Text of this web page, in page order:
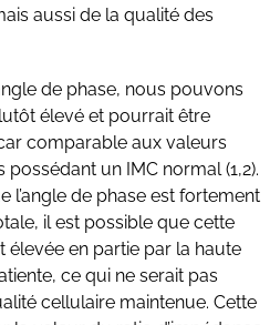
aussi de la qualité des
de phase, nous pouvons
élevé et pourrait être
comparable aux valeurs
un IMC normal (1,2).
l’angle de phase est fortement
il est possible que cette
élevée en partie par la haute
ce qui ne serait pas
cellulaire maintenue. Cette